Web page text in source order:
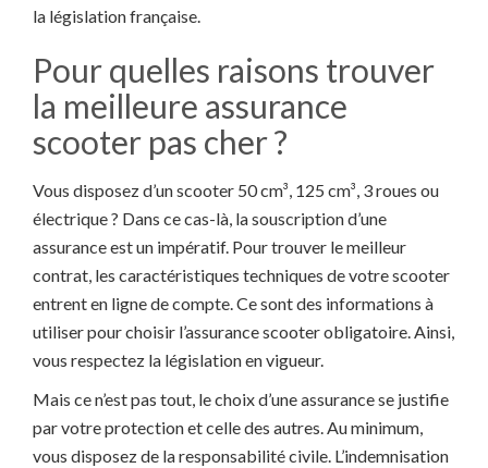
la législation française.
Pour quelles raisons trouver
la meilleure assurance
scooter pas cher ?
Vous disposez d’un scooter 50 cm³, 125 cm³, 3 roues ou
électrique ? Dans ce cas-là, la souscription d’une
assurance est un impératif. Pour trouver le meilleur
contrat, les caractéristiques techniques de votre scooter
entrent en ligne de compte. Ce sont des informations à
utiliser pour choisir l’assurance scooter obligatoire. Ainsi,
vous respectez la législation en vigueur.
Mais ce n’est pas tout, le choix d’une assurance se justifie
par votre protection et celle des autres. Au minimum,
vous disposez de la responsabilité civile. L’indemnisation